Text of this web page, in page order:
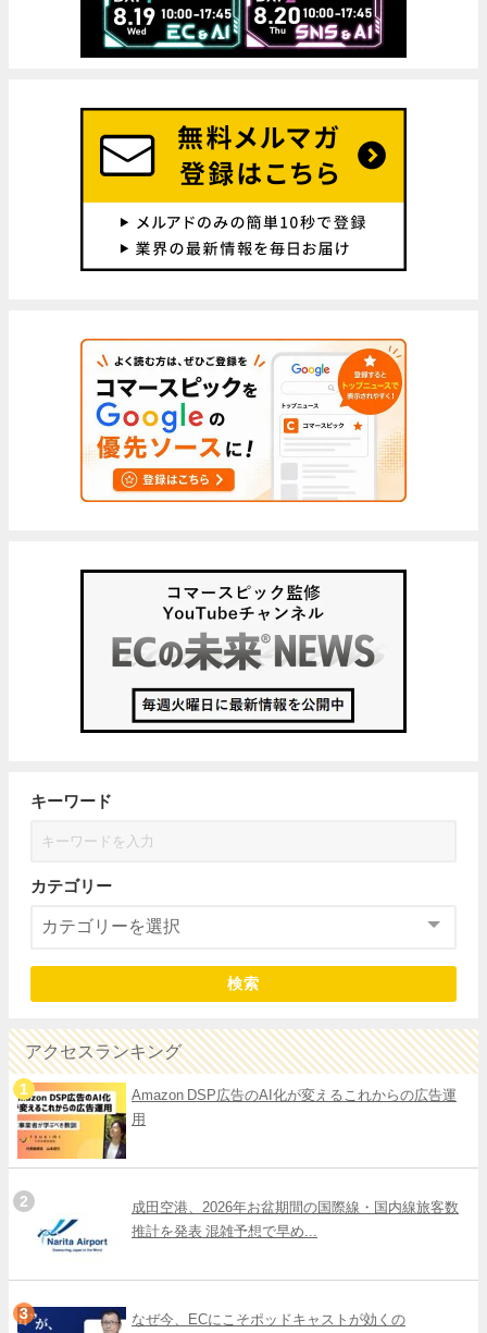
キーワード
カテゴリー
検索
アクセスランキング
Amazon DSP広告のAI化が変えるこれからの広告運
用
成田空港、2026年お盆期間の国際線・国内線旅客数
推計を発表 混雑予想で早め...
なぜ今、ECにこそポッドキャストが効くの